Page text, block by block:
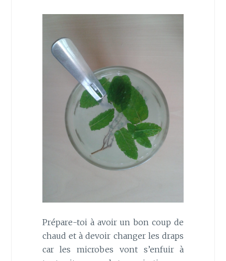
Prépare-toi à avoir un bon coup de
chaud et à devoir changer les draps
car les microbes vont s’enfuir à